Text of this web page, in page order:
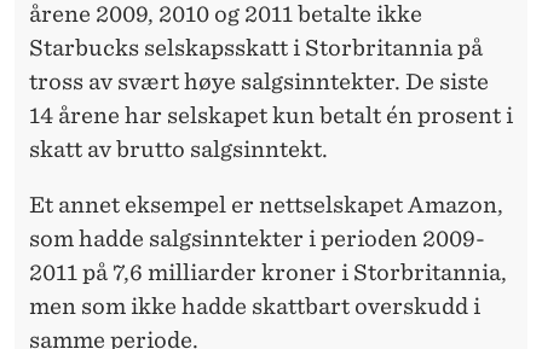
årene 2009, 2010 og 2011 betalte ikke
Starbucks selskapsskatt i Storbritannia på
tross av svært høye salgsinntekter. De siste
14 årene har selskapet kun betalt én prosent i
skatt av brutto salgsinntekt.
Et annet eksempel er nettselskapet Amazon,
som hadde salgsinntekter i perioden 2009-
2011 på 7,6 milliarder kroner i Storbritannia,
men som ikke hadde skattbart overskudd i
samme periode.